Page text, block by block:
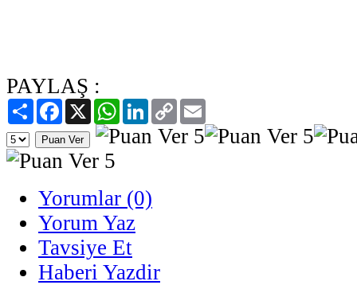
PAYLAŞ :
PaylaşFacebook
X WhatsAppLinkedIn
Copy
Link
Yorumlar (0)
Yorum Yaz
Tavsiye Et
Haberi Yazdir